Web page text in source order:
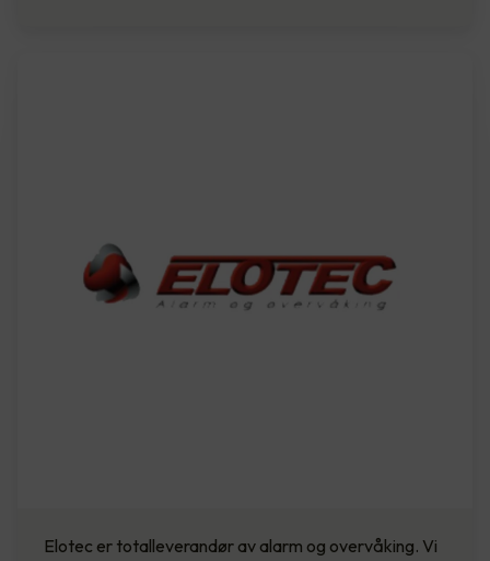
Elotec er totalleverandør av alarm og overvåking. Vi